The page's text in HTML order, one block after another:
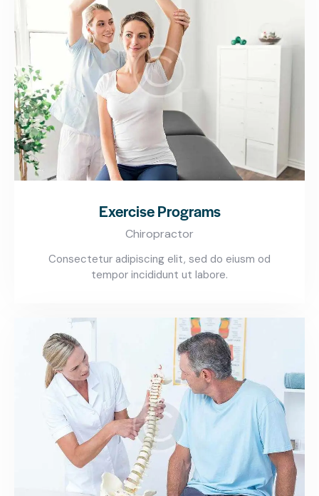
Exercise Programs
Chiropractor
Consectetur adipiscing elit, sed do eiusm od
tempor incididunt ut labore.